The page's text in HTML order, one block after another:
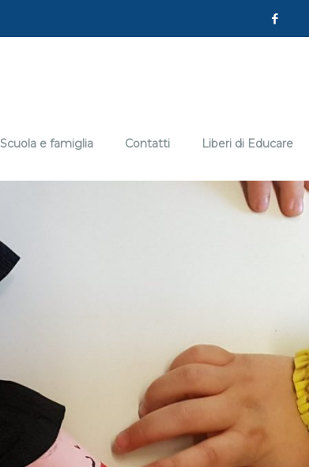
Scuola e famiglia Contatti Liberi di Educare